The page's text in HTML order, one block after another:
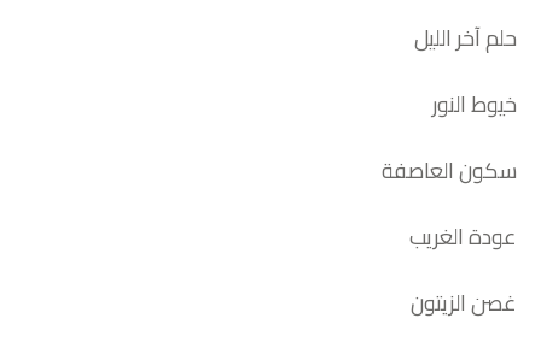
حلم آخر الليل
خيوط النور
سكون العاصفة
عودة الغريب
غصن الزيتون